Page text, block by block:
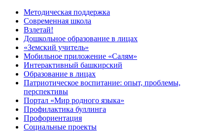
Методическая поддержка
Современная школа
Взлетай!
Дошкольное образование в лицах
«Земский учитель»
Мобильное приложение «Салям»
Интерактивный башкирский
Образование в лицах
Патриотическое воспитание: опыт, проблемы,
перспективы
Портал «Мир родного языка»
Профилактика буллинга
Профориентация
Социальные проекты